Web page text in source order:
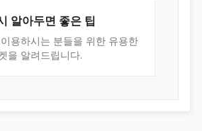
알아두면 좋은 팁
용하시는 분들을 위한 유용한
을 알려드립니다.